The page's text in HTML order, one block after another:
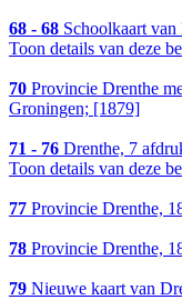
68 - 68 Schoolkaart
Toon details van deze
70 Provincie Drenthe
Groningen; [1879]
71 - 76 Drenthe, 7
Toon details van deze
77 Provincie Drenthe,
78 Provincie Drenthe,
79 Nieuwe kaart van